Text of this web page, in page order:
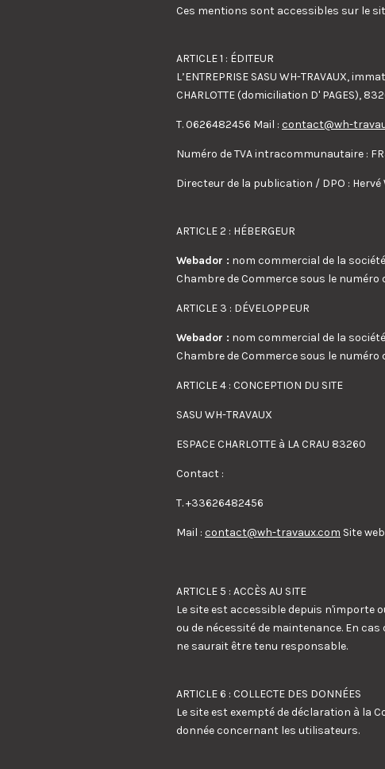
Ces mentions sont accessibles sur le
ARTICLE 1 : ÉDITEUR
L’ENTREPRISE SASU WH-TRAVAUX,
CHARLOTTE (domiciliation D' PAGES),
T. 0626482456 Mail : contact@wh-
Numéro de TVA intracommunautaire :
Directeur de la publication / DPO : Hervé
ARTICLE 2 : HÉBERGEUR
Webador : nom commercial de la
Chambre de Commerce sous le numéro
ARTICLE 3 : DÉVELOPPEUR
Webador : nom commercial de la
Chambre de Commerce sous le numéro
ARTICLE 4 : CONCEPTION DU SITE
SASU WH-TRAVAUX
ESPACE CHARLOTTE à LA CRAU 83260
Contact :
T. +33626482456
Mail : contact@wh-travaux.com Site
ARTICLE 5 : ACCÈS AU SITE
Le site est accessible depuis n'importe
ou de nécessité de maintenance. En
ne saurait être tenu responsable.
ARTICLE 6 : COLLECTE DES DONNÉES
Le site est exempté de déclaration à la
donnée concernant les utilisateurs.